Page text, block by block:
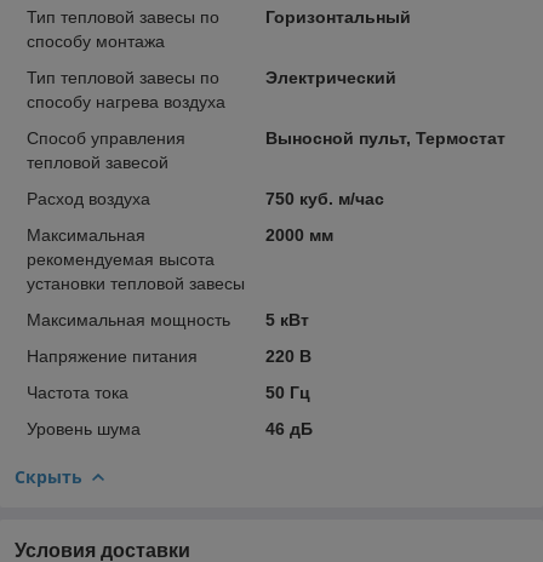
Тип тепловой завесы по
способу монтажа
Горизонтальный
Тип тепловой завесы по
способу нагрева воздуха
Электрический
Способ управления
тепловой завесой
Выносной пульт, Термостат
Расход воздуха
750 куб. м/час
Максимальная
рекомендуемая высота
установки тепловой завесы
2000 мм
Максимальная мощность
5 кВт
Напряжение питания
220 В
Частота тока
50 Гц
Уровень шума
46 дБ
Скрыть
Условия доставки